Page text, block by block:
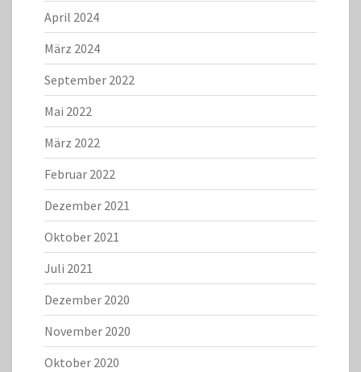
April 2024
März 2024
September 2022
Mai 2022
März 2022
Februar 2022
Dezember 2021
Oktober 2021
Juli 2021
Dezember 2020
November 2020
Oktober 2020